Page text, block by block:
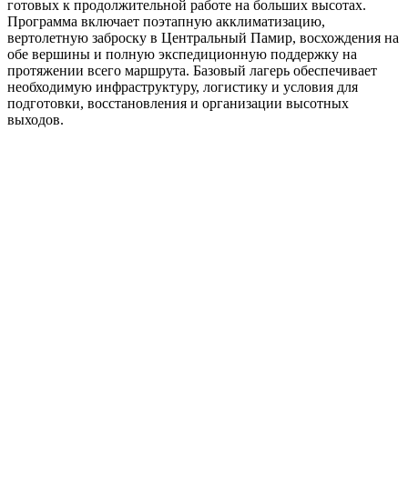
готовых к продолжительной работе на больших высотах.
Программа включает поэтапную акклиматизацию,
вертолетную заброску в Центральный Памир, восхождения на
обе вершины и полную экспедиционную поддержку на
протяжении всего маршрута. Базовый лагерь обеспечивает
необходимую инфраструктуру, логистику и условия для
подготовки, восстановления и организации высотных
выходов.